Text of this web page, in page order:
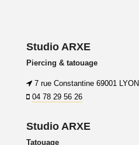
Studio ARXE
Piercing & tatouage
7 rue Constantine 69001 LYON
04 78 29 56 26
Studio ARXE
Tatouage